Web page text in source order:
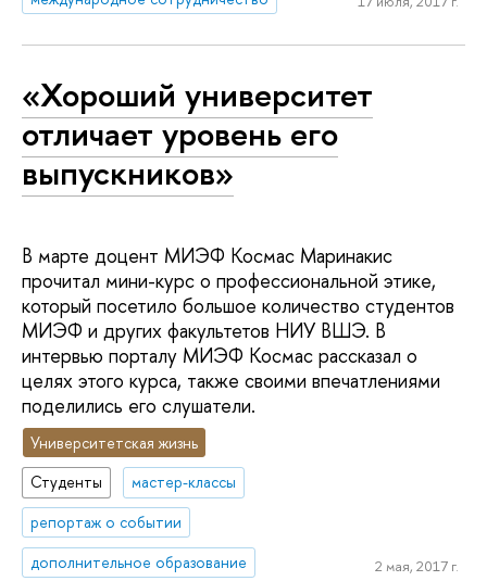
«Хороший университет
отличает уровень его
выпускников»
В марте доцент МИЭФ Космас Маринакис
прочитал мини-курс о профессиональной этике,
который посетило большое количество студентов
МИЭФ и других факультетов НИУ ВШЭ. В
интервью порталу МИЭФ Космас рассказал о
целях этого курса, также своими впечатлениями
поделились его слушатели.
Университетская жизнь
Студенты
мастер-классы
репортаж о событии
дополнительное образование
2 мая, 2017 г.